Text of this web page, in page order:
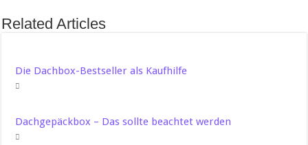
Related Articles
Die Dachbox-Bestseller als Kaufhilfe
Dachgepäckbox – Das sollte beachtet werden